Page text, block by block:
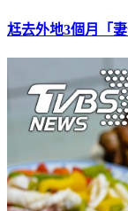
尪去外地3個月「